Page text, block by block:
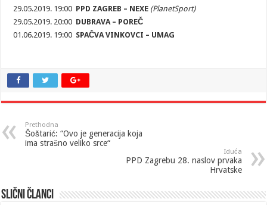
29.05.2019. 19:00 PPD ZAGREB – NEXE (PlanetSport)
29.05.2019. 20:00 DUBRAVA – POREČ
01.06.2019. 19:00 SPAČVA VINKOVCI – UMAG
Prethodna
Šoštarić: “Ovo je generacija koja
ima strašno veliko srce“
Iduća
PPD Zagrebu 28. naslov prvaka
Hrvatske
Slični članci